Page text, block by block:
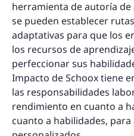
herramienta de autoría
se pueden establecer
adaptativas para que los
los recursos de
perfeccionar sus
Impacto de Schoox tiene
las responsabilidades
rendimiento en cuanto a
cuanto a habilidades,